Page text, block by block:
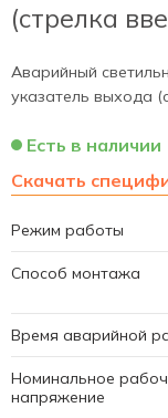
(стрелка
Аварийный
указатель выхода
Есть в наличии
Скачать
Режим работы
Способ монтажа
Время аварийной
Номинальное
напряжение